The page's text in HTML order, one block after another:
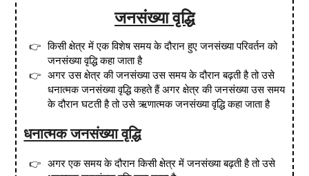
जनसंख्या वृद्धि
किसी क्षेत्र में एक विशेष समय के दौरान हुए जनसंख्या परिवर्तन को
जनसंख्या वृद्धि कहा जाता है
अगर उस क्षेत्र की जनसंख्या उस समय के दौरान बढ़ती है तो उसे
धनात्मक जनसंख्या वृद्धि कहते हैं अगर क्षेत्र की जनसंख्या उस समय
के दौरान घटती है तो उसे ऋणात्मक जनसंख्या वृद्धि कहा जाता है
धनात्मक जनसंख्या वृद्धि
अगर एक समय के दौरान किसी क्षेत्र में जनसंख्या बढ़ती है तो उसे